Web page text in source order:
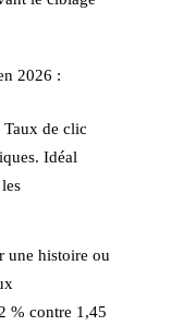
2026 :
Taux de clic
Idéal
une histoire ou
% contre 1,45